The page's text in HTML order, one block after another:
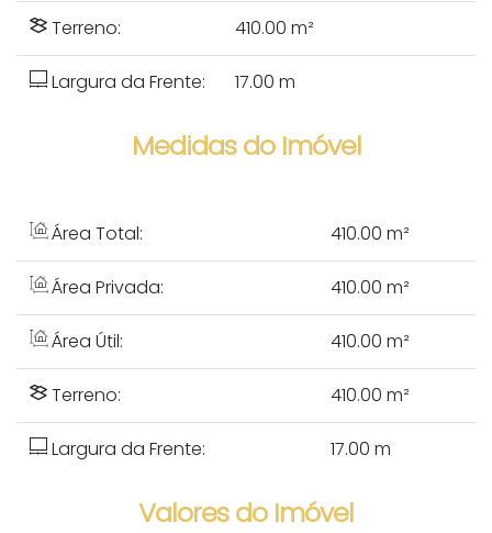
Terreno: 410.00 m²
Largura da Frente: 17.00 m
Medidas do Imóvel
Área Total: 410.00 m²
Área Privada: 410.00 m²
Área Útil: 410.00 m²
Terreno: 410.00 m²
Largura da Frente: 17.00 m
Valores do Imóvel